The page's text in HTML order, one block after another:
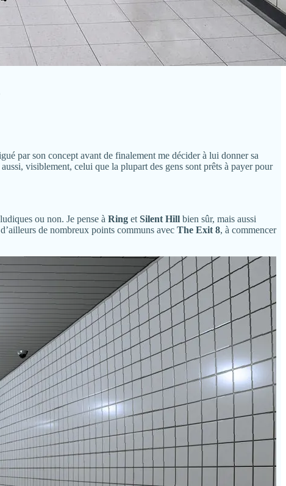
par son concept avant de finalement me décider à lui donner sa
visiblement, celui que la plupart des gens sont prêts à payer pour
ou non. Je pense à Ring et Silent Hill bien sûr, mais aussi
de nombreux points communs avec The Exit 8, à commencer